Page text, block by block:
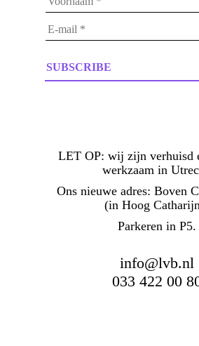
Voornaam *
E-
LET OP: wij zijn verhuisd
werkzaam in
Ons nieuwe adres: Boven
(in Hoog
Parkeren in P5.
info@lvb.nl
033 422 00